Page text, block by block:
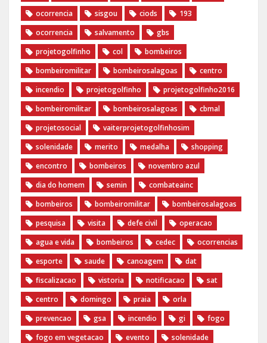
ocorrencia
sisgou ciods
193
ocorrencia
salvamento
gbs
projetogolfinho
col
bombeiros
bombeiromilitar
bombeirosalagoas
centro
incendio
‪projetogolfinho‬
‎projetogolfinho2016
‎bombeiromilitar‬
‎bombeirosalagoas‬
‎cbmal‬
‎projetosocial‬‪
vaiterprojetogolfinhosim‬
solenidade
merito medalha
shopping
encontro
bombeiros
novembro azul
dia do homem
semin
combateainc
bombeiros
bombeiromilitar
bombeirosalagoas
pesquisa
visita defe civil
operacao
agua e vida
bombeiros cedec
ocorrencias
esporte
saude canoagem
dat
fiscalizacao
vistoria notificacao
sat
centro
domingo praia
orla
prevencao
gsa incendio gi
fogo
fogo em vegetacao
evento
solenidade